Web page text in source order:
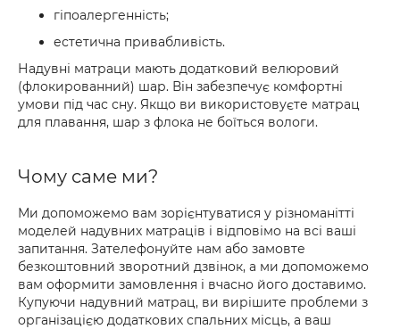
гіпоалергенність;
естетична привабливість.
Надувні матраци мають додатковий велюровий
(флокированний) шар. Він забезпечує комфортні
умови під час сну. Якщо ви використовуєте матрац
для плавання, шар з флока не боїться вологи.
Чому саме ми?
Ми допоможемо вам зорієнтуватися у різноманітті
моделей надувних матраців і відповімо на всі ваші
запитання. Зателефонуйте нам або замовте
безкоштовний зворотний дзвінок, а ми допоможемо
вам оформити замовлення і вчасно його доставимо.
Купуючи надувний матрац, ви вирішите проблеми з
організацією додаткових спальних місць, а ваш